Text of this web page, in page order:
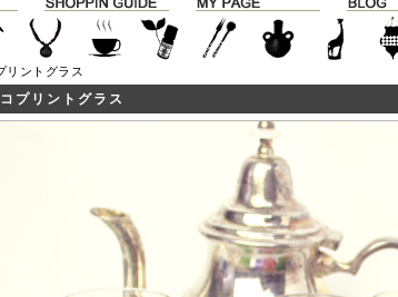
リントグラス
プリントグラス